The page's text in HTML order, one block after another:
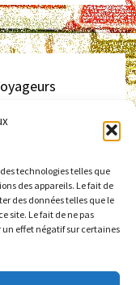
technologies telles que
des appareils. Le fait de
des données telles que le
site. Le fait de ne pas
effet négatif sur certaines